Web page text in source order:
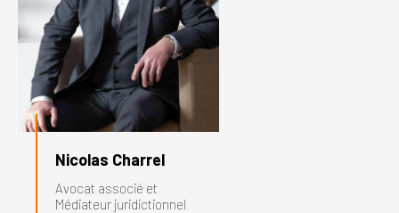
Nicolas Charrel
Avocat associé et
Médiateur juridictionnel